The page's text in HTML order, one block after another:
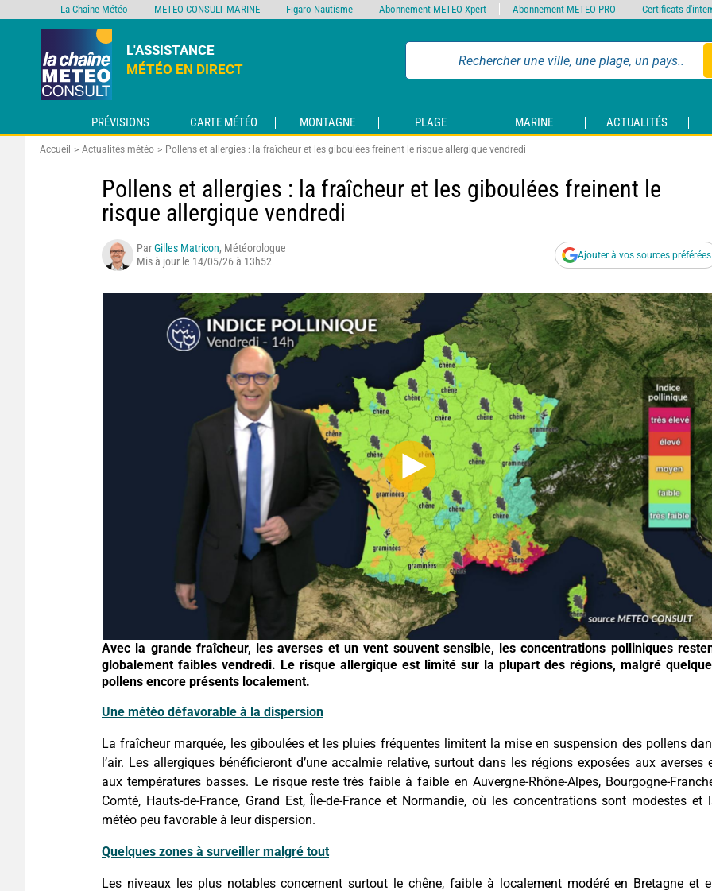
L'ASSISTANCE
MÉTÉO EN DIRECT
PRÉVISIONS CARTE MÉTÉO MONTAGNE PLAGE MARINE ACTUALITÉS
Accueil Actualités météo Pollens et allergies : la fraîcheur et les giboulées freinent le risque allergique vendredi
Pollens et allergies : la fraîcheur et les giboulées freinent le
risque allergique vendredi
ParGilles Matricon, Météorologue
Mis à jour le 14/05/26 à 13h52
Ajouter à vos sources préférées
Avec la grande fraîcheur, les averses et un vent souvent sensible, les concentrations polliniques
globalement faibles vendredi. Le risque allergique est limité sur la plupart des régions, malgré
pollens encore présents localement.
Une météo défavorable à la dispersion
La fraîcheur marquée, les giboulées et les pluies fréquentes limitent la mise en suspension des pollens
l’air. Les allergiques bénéficieront d’une accalmie relative, surtout dans les régions exposées aux averses
aux températures basses. Le risque reste très faible à faible en Auvergne-Rhône-Alpes, Bourgogne-
Comté, Hauts-de-France, Grand Est, Île-de-France et Normandie, où les concentrations sont modestes et
météo peu favorable à leur dispersion.
Quelques zones à surveiller malgré tout
Les niveaux les plus notables concernent surtout le chêne, faible à localement modéré en Bretagne et
La Chaîne Météo METEO CONSULT MARINE Figaro Nautisme Abonnement METEO Xpert Abonnement METEO PRO Certificats